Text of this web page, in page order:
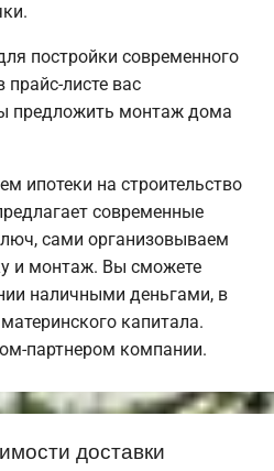
постройки современного
листе вас
предложить монтаж дома
ипотеки на строительство
современные
сами организовываем
и монтаж. Вы сможете
наличными деньгами, в
капитала.
партнером компании.
доставки